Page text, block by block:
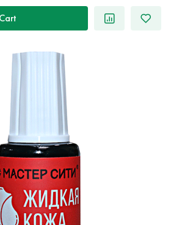
Cart